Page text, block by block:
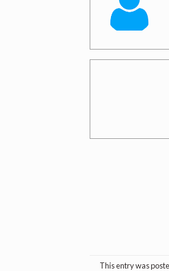
This entry was